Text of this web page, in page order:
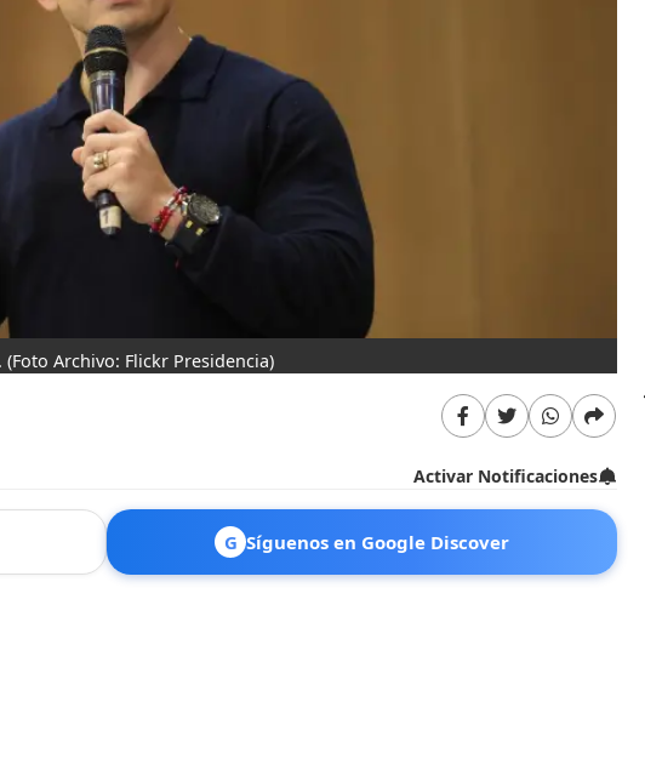
(Foto Archivo: Flickr Presidencia)
Activar Notificaciones
G Síguenos en Google Discover